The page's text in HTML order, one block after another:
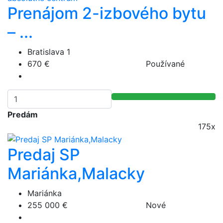
Prenájom 2-izbového bytu
– ...
Bratislava 1
670 €
Používané
Predám
175x
Predaj SP
Mariánka,Malacky
Mariánka
255 000 €
Nové